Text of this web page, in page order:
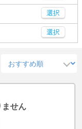
選択
選択
ません